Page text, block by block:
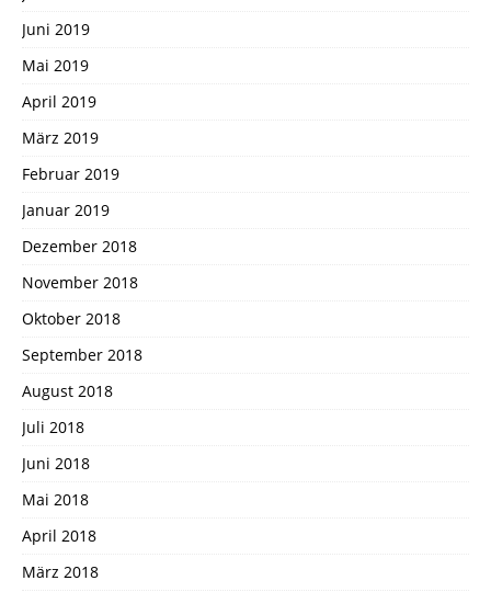
Juni 2019
Mai 2019
April 2019
März 2019
Februar 2019
Januar 2019
Dezember 2018
November 2018
Oktober 2018
September 2018
August 2018
Juli 2018
Juni 2018
Mai 2018
April 2018
März 2018